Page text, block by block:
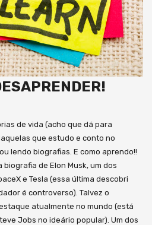
de vida (acho que dá para
que estudo e conto no
lendo biografias. E como aprendo!!
de Elon Musk, um dos
e Tesla (essa última descobri
é controverso). Talvez o
atualmente no mundo (está
Jobs no ideário popular). Um dos